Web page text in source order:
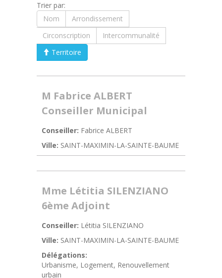
Trier par:
Nom
Arrondissement
Circonscription
Intercommunalité
Territoire
M Fabrice ALBERT
Conseiller Municipal
Conseiller: Fabrice ALBERT
Ville: SAINT-MAXIMIN-LA-SAINTE-BAUME
Mme Létitia SILENZIANO
6ème Adjoint
Conseiller: Létitia SILENZIANO
Ville: SAINT-MAXIMIN-LA-SAINTE-BAUME
Délégations:
Urbanisme, Logement, Renouvellement
urbain